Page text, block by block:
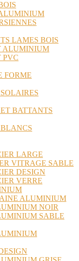
LAMES BOIS
ALUMINIUM
PVC
FORME
BATTANTS
LARGE
VITRAGE SABLE
DESIGN
VERRE
ALUMINIUM
NOIR
SABLE